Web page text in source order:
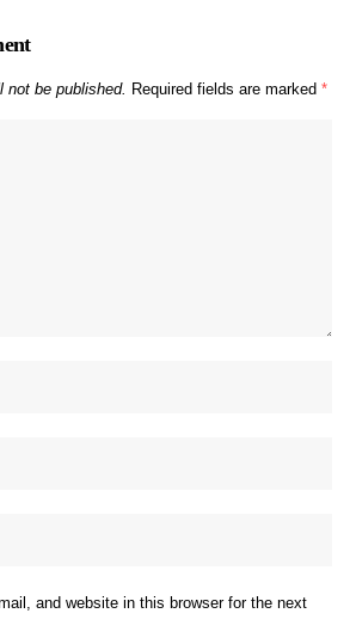
not be published. Required fields are marked *
and website in this browser for the next